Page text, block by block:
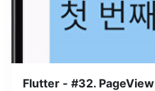
Flutter - #32. PageView